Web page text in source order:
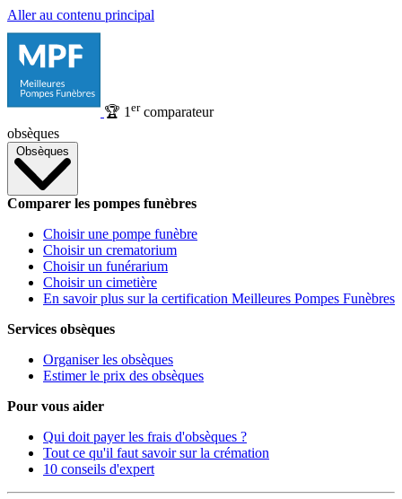
Aller au contenu principal
🏆 1 ercomparateur
obsèques
Obsèques
Comparer les pompes funèbres
Choisir une pompe funèbre
Choisir un crematorium
Choisir un funérarium
Choisir un cimetière
En savoir plus sur la certification Meilleures Pompes Funèbres
Services obsèques
Organiser les obsèques
Estimer le prix des obsèques
Pour vous aider
Qui doit payer les frais d'obsèques ?
Tout ce qu'il faut savoir sur la crémation
10 conseils d'expert